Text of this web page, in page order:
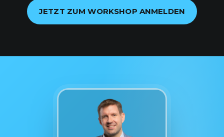
JETZT ZUM WORKSHOP ANMELDEN